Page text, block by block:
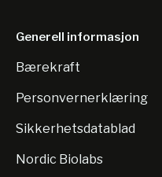
Generell informasjon
Bærekraft
Personvernerklæring
Sikkerhetsdatablad
Nordic Biolabs